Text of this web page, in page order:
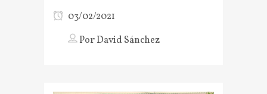
03/02/2021
PorDavid Sánchez